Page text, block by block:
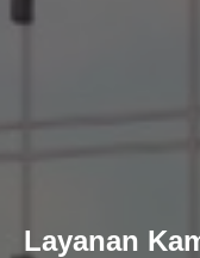
Layanan